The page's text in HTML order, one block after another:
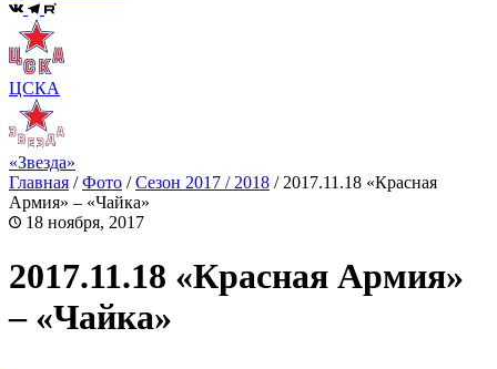
ЦСКА
«Звезда»
Главная /Фото /Сезон 2017 / 2018 / 2017.11.18 «Красная
Армия» – «Чайка»
18 ноября, 2017
2017.11.18 «Красная Армия»
– «Чайка»